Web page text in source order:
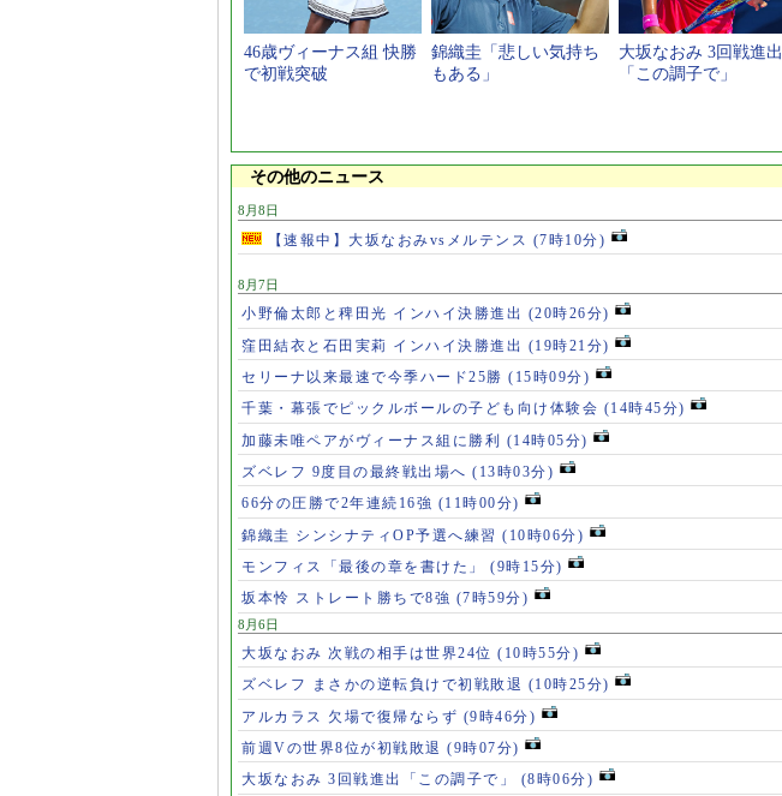
46歳ヴィーナス組 快勝
で初戦突破
錦織圭「悲しい気持ち
もある」
大坂なおみ 3回戦進出
「この調子で」
その他のニュース
8月8日
【速報中】大坂なおみvsメルテンス (7時10分)
8月7日
小野倫太郎と稗田光 インハイ決勝進出 (20時26分)
窪田結衣と石田実莉 インハイ決勝進出 (19時21分)
セリーナ以来最速で今季ハード25勝 (15時09分)
千葉・幕張でピックルボールの子ども向け体験会 (14時45分)
加藤未唯ペアがヴィーナス組に勝利 (14時05分)
ズベレフ 9度目の最終戦出場へ (13時03分)
66分の圧勝で2年連続16強 (11時00分)
錦織圭 シンシナティOP予選へ練習 (10時06分)
モンフィス「最後の章を書けた」 (9時15分)
坂本怜 ストレート勝ちで8強 (7時59分)
8月6日
大坂なおみ 次戦の相手は世界24位 (10時55分)
ズベレフ まさかの逆転負けで初戦敗退 (10時25分)
アルカラス 欠場で復帰ならず (9時46分)
前週Vの世界8位が初戦敗退 (9時07分)
大坂なおみ 3回戦進出「この調子で」 (8時06分)